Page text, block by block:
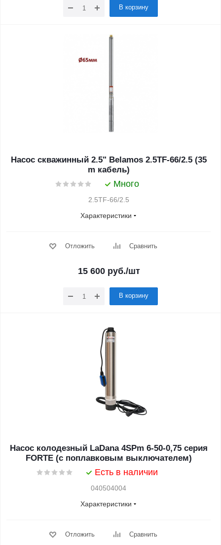
В корзину
Насос скважинный 2.5" Belamos 2.5TF-66/2.5 (35
m кабель)
Много
2.5TF-66/2.5
Характеристики
Отложить Сравнить
15 600руб./шт
В корзину
Насос колодезный LaDana 4SPm 6-50-0,75 серия
FORTE (с поплавковым выключателем)
Есть в наличии
040504004
Характеристики
Отложить Сравнить